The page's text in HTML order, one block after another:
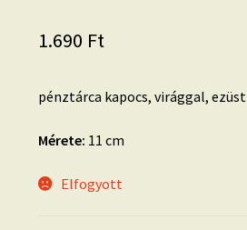
1.690 Ft
pénztárca kapocs, virággal, ezüst
Mérete: 11 cm
Elfogyott